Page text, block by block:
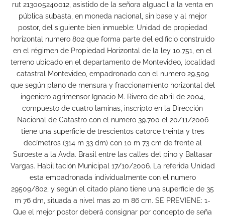
rut 213005240012, asistido de la señora alguacil a la venta en
pública subasta, en moneda nacional, sin base y al mejor
postor, del siguiente bien inmueble: Unidad de propiedad
horizontal numero 802 que forma parte del edificio construido
en el régimen de Propiedad Horizontal de la ley 10.751, en el
terreno ubicado en el departamento de Montevideo, localidad
catastral Montevideo, empadronado con el numero 29.509
que según plano de mensura y fraccionamiento horizontal del
ingeniero agrimensor Ignacio M. Rivero de abril de 2004,
compuesto de cuatro laminas, inscripto en la Dirección
Nacional de Catastro con el numero 39.700 el 20/11/2006
tiene una superficie de trescientos catorce treinta y tres
decímetros (314 m 33 dm) con 10 m 73 cm de frente al
Suroeste a la Avda. Brasil entre las calles del pino y Baltasar
Vargas. Habilitación Municipal 17/10/2006. La referida Unidad
esta empadronada individualmente con el numero
29509/802, y según el citado plano tiene una superficie de 35
m 76 dm, situada a nivel mas 20 m 86 cm. SE PREVIENE: 1-
Que el mejor postor deberá consignar por concepto de seña